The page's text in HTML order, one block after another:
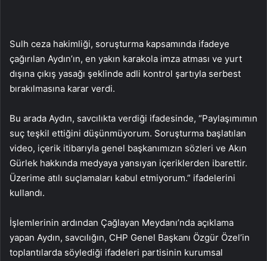
Sulh ceza hakimliği, soruşturma kapsamında ifadeye
çağırılan Aydın’ın, en yakın karakola imza atması ve yurt
dışına çıkış yasağı şeklinde adli kontrol şartıyla serbest
bırakılmasına karar verdi.
Bu arada Aydın, savcılıkta verdiği ifadesinde, “Paylaşımımın
suç teşkil ettiğini düşünmüyorum. Soruşturma başlatılan
video, içerik itibarıyla genel başkanımızın sözleri ve Akın
Gürlek hakkında medyaya yansıyan içeriklerden ibarettir.
Üzerime atılı suçlamaları kabul etmiyorum.” ifadelerini
kullandı.
İşlemlerinin ardından Çağlayan Meydanı’nda açıklama
yapan Aydın, savcılığın, CHP Genel Başkanı Özgür Özel’in
toplantılarda söylediği ifadeleri partisinin kurumsal